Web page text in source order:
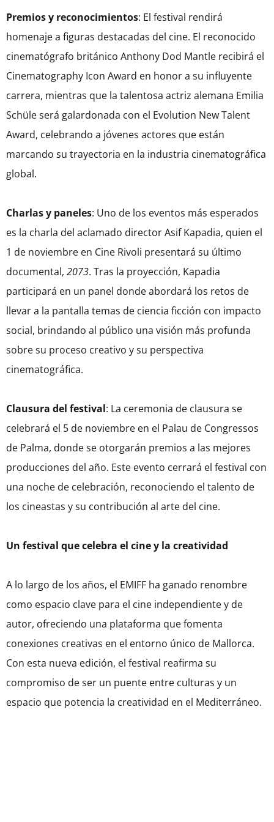
Premios y reconocimientos: El festival rendirá
homenaje a figuras destacadas del cine. El reconocido
cinematógrafo británico Anthony Dod Mantle recibirá el
Cinematography Icon Award en honor a su influyente
carrera, mientras que la talentosa actriz alemana Emilia
Schüle será galardonada con el Evolution New Talent
Award, celebrando a jóvenes actores que están
marcando su trayectoria en la industria cinematográfica
global.
Charlas y paneles: Uno de los eventos más esperados
es la charla del aclamado director Asif Kapadia, quien el
1 de noviembre en Cine Rivoli presentará su último
documental, 2073. Tras la proyección, Kapadia
participará en un panel donde abordará los retos de
llevar a la pantalla temas de ciencia ficción con impacto
social, brindando al público una visión más profunda
sobre su proceso creativo y su perspectiva
cinematográfica.
Clausura del festival: La ceremonia de clausura se
celebrará el 5 de noviembre en el Palau de Congressos
de Palma, donde se otorgarán premios a las mejores
producciones del año. Este evento cerrará el festival con
una noche de celebración, reconociendo el talento de
los cineastas y su contribución al arte del cine.
Un festival que celebra el cine y la creatividad
A lo largo de los años, el EMIFF ha ganado renombre
como espacio clave para el cine independiente y de
autor, ofreciendo una plataforma que fomenta
conexiones creativas en el entorno único de Mallorca.
Con esta nueva edición, el festival reafirma su
compromiso de ser un puente entre culturas y un
espacio que potencia la creatividad en el Mediterráneo.